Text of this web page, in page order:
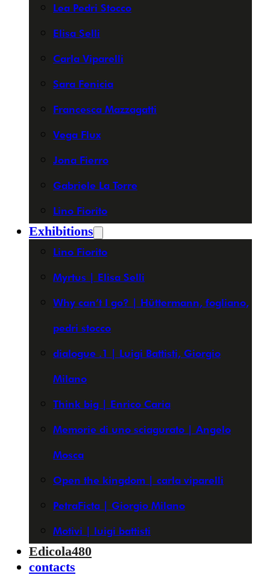
Lea Pedri Stocco
Elisa Selli
Carla Viparelli
Sara Fenicia
Francesca Mazzagatti
Vega Flux
Jona Fierro
Gabriele La Torre
Lino Fiorito
Exhibitions
Lino Fiorito
Myrtus | Elisa Selli
Why can’t I go? | Hüttermann, fogliano,
pedri stocco
dialogue .1 | Luigi Battisti, Giorgio
Milano
Think big | Enrico Caria
Memorie di uno sciagurato | Angelo
Mosca
Open the kingdom | carla viparelli
PetraFicta | Giorgio Milano
Motivi | luigi battisti
Edicola480
contacts